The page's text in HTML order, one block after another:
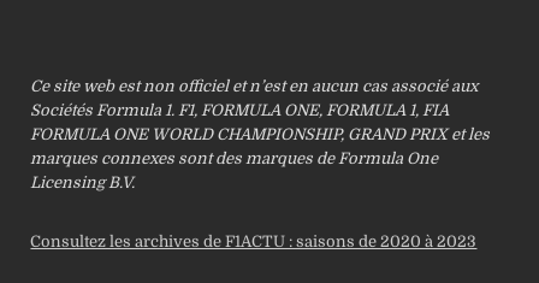
Ce site web est non officiel et n’est en aucun cas associé aux
Sociétés Formula 1. F1, FORMULA ONE, FORMULA 1, FIA
FORMULA ONE WORLD CHAMPIONSHIP, GRAND PRIX et les
marques connexes sont des marques de Formula One
Licensing B.V.
Consultez les archives de F1ACTU : saisons de 2020 à 2023